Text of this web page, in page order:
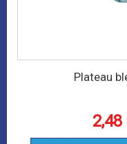
Plateau
2,48